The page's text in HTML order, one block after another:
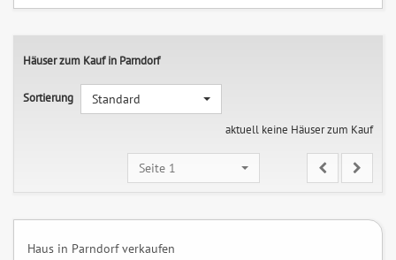
Häuser zum Kauf in Parndorf
Sortierung
Standard
aktuell keine Häuser zum Kauf
Seite 1
Haus in Parndorf verkaufen